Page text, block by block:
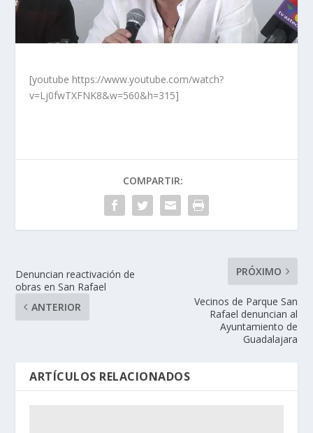
[youtube https://www.youtube.com/watch?
v=Lj0fwTXFNK8&w=560&h=315]
COMPARTIR:
Denuncian reactivación de
obras en San Rafael
ANTERIOR
PRÓXIMO
Vecinos de Parque San
Rafael denuncian al
Ayuntamiento de
Guadalajara
ARTÍCULOS RELACIONADOS